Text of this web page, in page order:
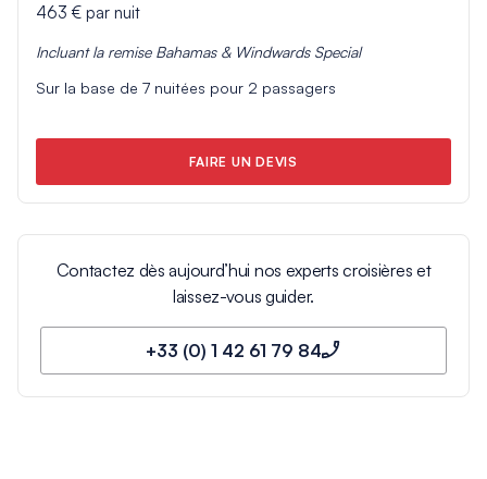
463 €par nuit
Incluant la remise Bahamas & Windwards Special
Sur la base de 7nuitées pour 2 passagers
FAIRE UN DEVIS
Contactez dès aujourd’hui nos experts croisières et
laissez-vous guider.
+33 (0) 1 42 61 79 84